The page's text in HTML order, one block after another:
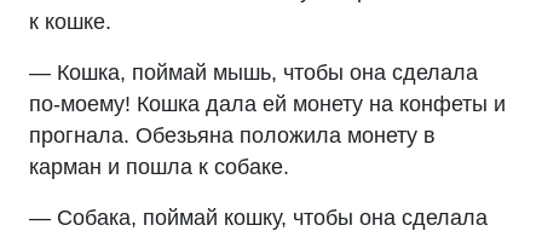
к кошке.
— Кошка, поймай мышь, чтобы она сделала
по-моему! Кошка дала ей монету на конфеты и
прогнала. Обезьяна положила монету в
карман и пошла к собаке.
— Собака, поймай кошку, чтобы она сделала